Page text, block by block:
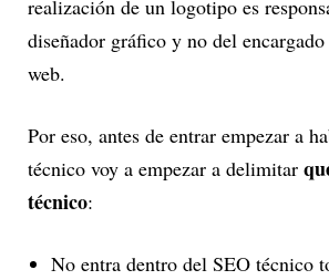
realización de un logotipo es
diseñador gráfico y no del
web.
Por eso, antes de entrar empezar a
técnico voy a empezar a delimitar
técnico:
No entra dentro del SEO técnico